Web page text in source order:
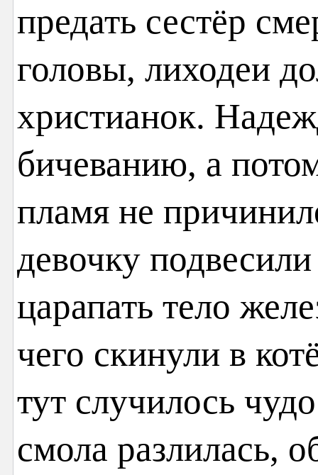
предать сестёр
головы, лиходеи
христианок.
бичеванию, а
пламя не
девочку
царапать тело
чего скинули в
тут случилось
смола разлилась,